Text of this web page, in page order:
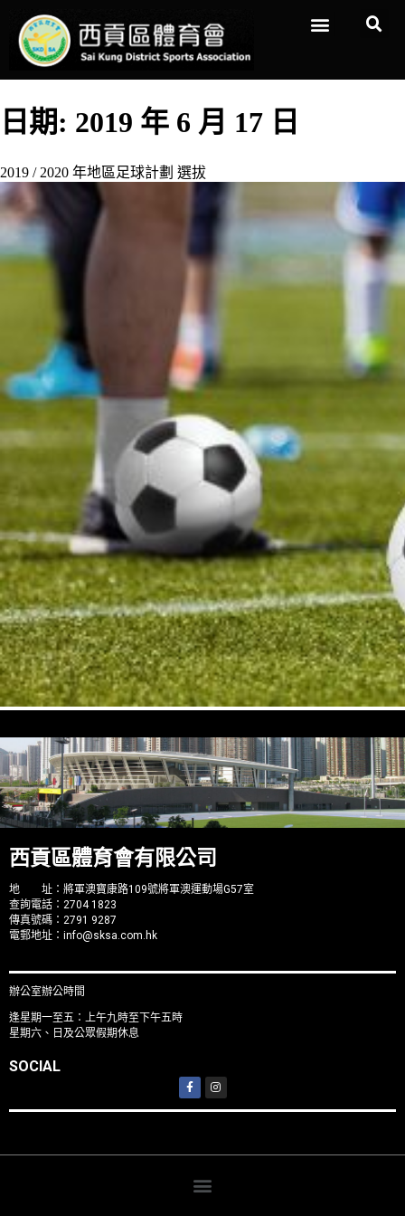
日期: 2019 年 6 月 17 日
2019 / 2020 年地區足球計劃 選拔
西貢區體育會有限公司
地 址：將軍澳寶康路109號將軍澳運動場G57室
查詢電話：2704 1823
傳真號碼：2791 9287
電郵地址： info@sksa.com.hk
辦公室辦公時間
逢星期一至五：上午九時至下午五時
星期六、日及公眾假期休息
SOCIAL